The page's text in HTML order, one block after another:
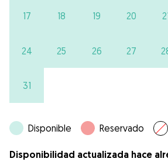
17 18 19 20
24 25 26 27
31
Disponible Reservado
Disponibilidad actualizada hace